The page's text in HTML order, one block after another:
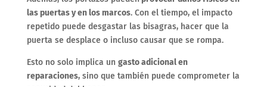
las puertas y en los marcos. Con el tiempo, el impacto
repetido puede desgastar las bisagras, hacer que la
puerta se desplace o incluso causar que se rompa.
Esto no solo implica un gasto adicional en
reparaciones, sino que también puede comprometer la